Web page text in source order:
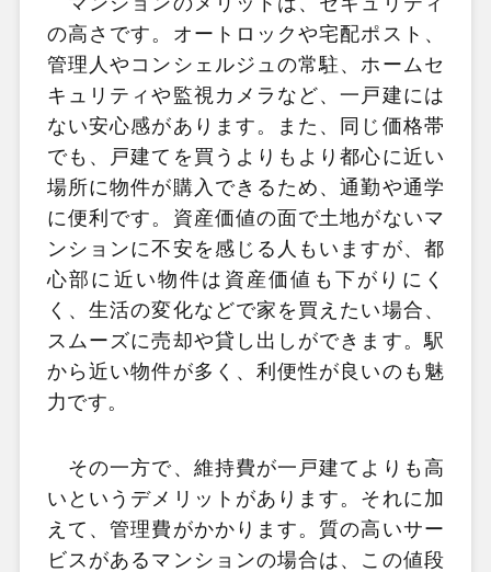
の高さです。オートロックや宅配ポスト、
管理人やコンシェルジュの常駐、ホームセ
キュリティや監視カメラなど、一戸建には
ない安心感があります。また、同じ価格帯
でも、戸建てを買うよりもより都心に近い
場所に物件が購入できるため、通勤や通学
に便利です。資産価値の面で土地がないマ
ンションに不安を感じる人もいますが、都
心部に近い物件は資産価値も下がりにく
く、生活の変化などで家を買えたい場合、
スムーズに売却や貸し出しができます。駅
から近い物件が多く、利便性が良いのも魅
力です。
その一方で、維持費が一戸建てよりも高
いというデメリットがあります。それに加
えて、管理費がかかります。質の高いサー
ビスがあるマンションの場合は、この値段